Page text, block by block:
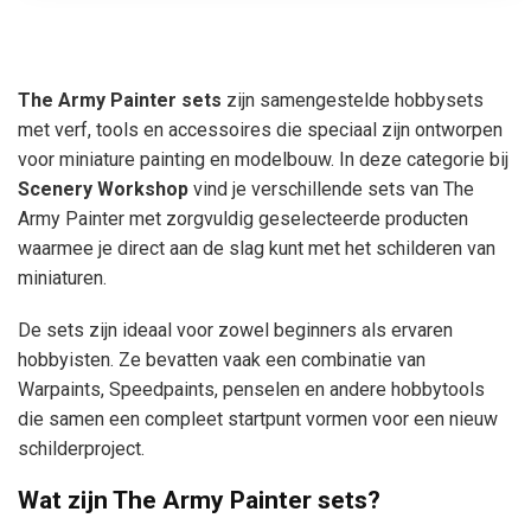
The Army Painter sets zijn samengestelde hobbysets
met verf, tools en accessoires die speciaal zijn ontworpen
voor miniature painting en modelbouw. In deze categorie bij
Scenery Workshop vind je verschillende sets van The
Army Painter met zorgvuldig geselecteerde producten
waarmee je direct aan de slag kunt met het schilderen van
miniaturen.
De sets zijn ideaal voor zowel beginners als ervaren
hobbyisten. Ze bevatten vaak een combinatie van
Warpaints, Speedpaints, penselen en andere hobbytools
die samen een compleet startpunt vormen voor een nieuw
schilderproject.
Wat zijn The Army Painter sets?